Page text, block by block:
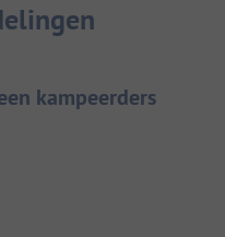
kampeerders